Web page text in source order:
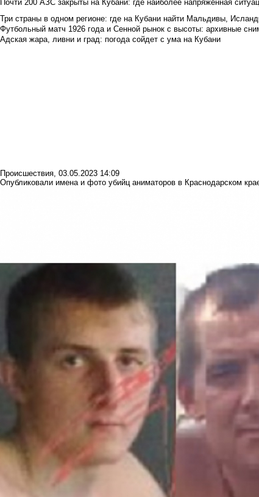
Почти 200 АЗС закрыты на Кубани: где наиболее напряжённая
Три страны в одном регионе: где на Кубани найти Мальдивы,
Футбольный матч 1926 года и Сенной рынок с высоты: архивные
Адская жара, ливни и град: погода сойдет с ума на Кубани
Происшествия, 03.05.2023 14:09
Опубликовали имена и фото убийц аниматоров в Краснодарском